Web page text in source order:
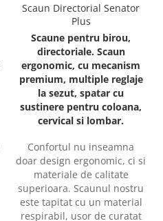
Scaun Directorial Senator
Plus
Scaune pentru birou,
directoriale. Scaun
ergonomic, cu mecanism
premium, multiple reglaje
la sezut, spatar cu
sustinere pentru coloana,
cervical si lombar.
Confortul nu inseamna
doar design ergonomic, ci si
materiale de calitate
superioara. Scaunul nostru
este tapitat cu un material
respirabil, usor de curatat